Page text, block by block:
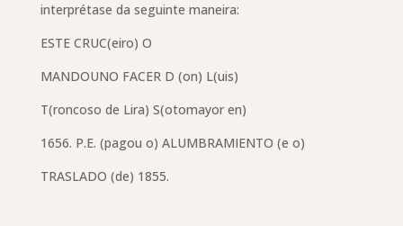
interprétase da seguinte maneira:
ESTE CRUC(eiro) O
MANDOUNO FACER D (on) L(uis)
T(roncoso de Lira) S(otomayor en)
1656. P.E. (pagou o) ALUMBRAMIENTO (e o)
TRASLADO (de) 1855.